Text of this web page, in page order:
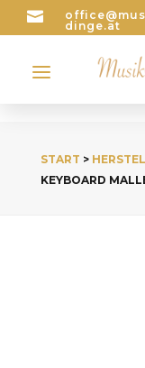

dinge.at
a
START >
KEYBOARD